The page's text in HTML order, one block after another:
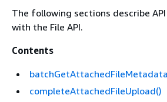
The following sections describe
with the File API.
Contents
completeAttachedFileUpload()